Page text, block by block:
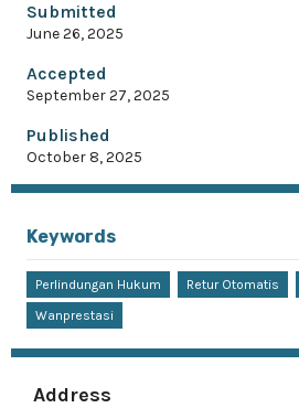
Submitted
June 26, 2025
Accepted
September 27, 2025
Published
October 8, 2025
Keywords
Perlindungan Hukum Retur Otomatis
Wanprestasi
Address